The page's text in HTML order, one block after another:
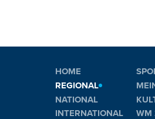
HOME
REGIONAL
NATIONAL
INTERNATIONAL
WM